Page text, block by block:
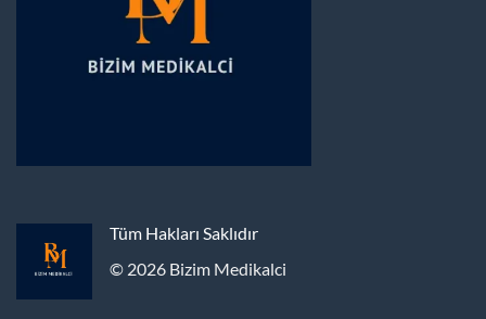
Tüm Hakları Saklıdır
© 2026 Bizim Medikalci